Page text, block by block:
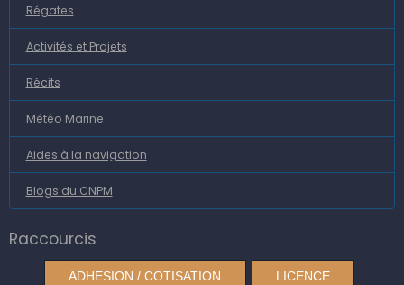
Régates
Activités et Projets
Récits
Météo Marine
Aides à la navigation
Blogs du CNPM
Raccourcis
ADHESION / COTISATION LICENCE